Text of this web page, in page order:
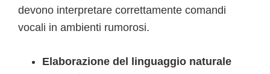
devono interpretare correttamente comandi
vocali in ambienti rumorosi.
Elaborazione del linguaggio naturale